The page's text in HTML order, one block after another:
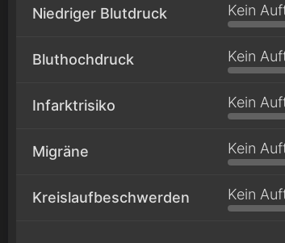
Niedriger Blutdruck Kein
Bluthochdruck Kein
Infarktrisiko Kein
Migräne Kein
Kreislaufbeschwerden Kein